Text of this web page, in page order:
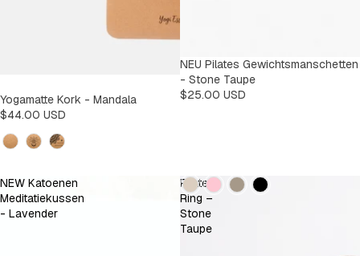
Yogamatte Kork - Mandala
$44.00 USD
Design
NEU Pilates Gewichtsmanschetten
- Stone Taupe
$25.00 USD
Kleur
NEW Katoenen
Meditatiekussen
- Lavender
Pilates
Ring –
Stone
Taupe